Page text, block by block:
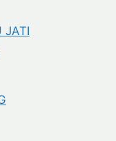
JATI